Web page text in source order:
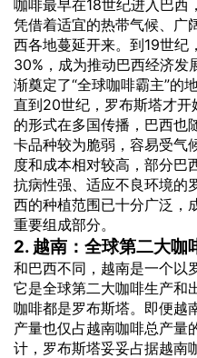
咖啡最早在18世纪进入巴西
凭借着适宜的热带气候、广
西各地蔓延开来。到19世纪
30%，成为推动巴西经济发
渐奠定了“全球咖啡霸主”的地
直到20世纪，罗布斯塔才
的形式在多国传播，巴西也
卡品种较为脆弱，容易受气
度和成本相对较高，部分巴
抗病性强、适应不良环境的
西的种植范围已十分广泛，
重要组成部分。
2. 越南：全球第二大咖
和巴西不同，越南是一个
它是全球第二大咖啡生产和
咖啡都是罗布斯塔。即便越
产量也仅占越南咖啡总产量
计，罗布斯塔妥妥占据越南